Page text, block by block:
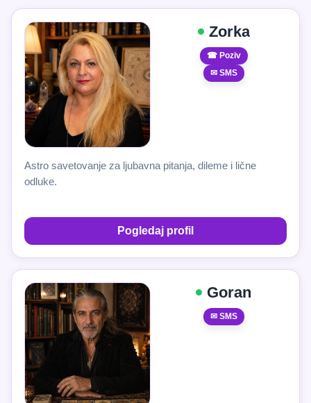
Zorka
☎ Poziv
✉ SMS
Astro savetovanje za ljubavna pitanja, dileme i lične
odluke.
Pogledaj profil
Goran
✉ SMS